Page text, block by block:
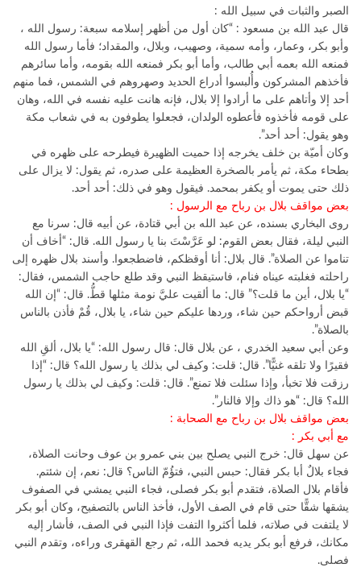
الصبر والثبات في سبيل الله :
قال عبد الله بن مسعود : “كان أول من أظهر إسلامه سبعة: رسول الله ،
وأبو بكر، وعمار، وأمه سمية، وصهيب، وبلال، والمقداد؛ فأما رسول الله
فمنعه الله بعمه أبي طالب، وأما أبو بكر فمنعه الله بقومه، وأما سائرهم
فأخذهم المشركون وأُلبسوا أدراع الحديد وصهروهم في الشمس، فما منهم
أحد إلا وأتاهم على ما أرادوا إلا بلال، فإنه هانت عليه نفسه في الله، وهان
على قومه فأخذوه فأعطوه الولدان، فجعلوا يطوفون به في شعاب مكة
وهو يقول: أحد أحد”.
وكان أميّة بن خلف يخرجه إذا حميت الظهيرة فيطرحه على ظهره في
بطحاء مكة، ثم يأمر بالصخرة العظيمة على صدره، ثم يقول: لا يزال على
ذلك حتى يموت أو يكفر بمحمد. فيقول وهو في ذلك: أحد أحد.
بعض مواقف بلال بن رباح مع الرسول :
روى البخاري بسنده، عن عبد الله بن أبي قتادة، عن أبيه قال: سرنا مع
النبي ليلة، فقال بعض القوم: لو عَرَّسْتَ بنا يا رسول الله. قال: “أخاف أن
تناموا عن الصلاة”. قال بلال: أنا أوقظكم، فاضطجعوا. وأسند بلال ظهره إلى
راحلته فغلبته عيناه فنام، فاستيقظ النبي وقد طلع حاجب الشمس، فقال:
“يا بلال، أين ما قلت؟” قال: ما ألقيت عليَّ نومة مثلها قطُّ. قال: “إن الله
قبض أرواحكم حين شاء، وردها عليكم حين شاء، يا بلال، قُمْ فأذن بالناس
بالصلاة”.
وعن أبي سعيد الخدري ، عن بلال قال: قال رسول الله: “يا بلال، ألقِ الله
فقيرًا ولا تلقه غنيًّا”. قال: قلت: وكيف لي بذلك يا رسول الله؟ قال: “إذا
رزقت فلا تخبأ، وإذا سئلت فلا تمنع”. قال: قلت: وكيف لي بذلك يا رسول
الله؟ قال: “هو ذاك وإلا فالنار”.
بعض مواقف بلال بن رباح مع الصحابة :
مع أبي بكر :
عن سهل قال: خرج النبي يصلح بين بني عمرو بن عوف وحانت الصلاة،
فجاء بلالٌ أبا بكر فقال: حبس النبي، فتؤُمّ الناس؟ قال: نعم، إن شئتم.
فأقام بلال الصلاة، فتقدم أبو بكر فصلى، فجاء النبي يمشي في الصفوف
يشقها شقًّا حتى قام في الصف الأول، فأخذ الناس بالتصفيح، وكان أبو بكر
لا يلتفت في صلاته، فلما أكثروا التفت فإذا النبي في الصف، فأشار إليه
مكانك، فرفع أبو بكر يديه فحمد الله، ثم رجع القهقرى وراءه، وتقدم النبي
فصلى.